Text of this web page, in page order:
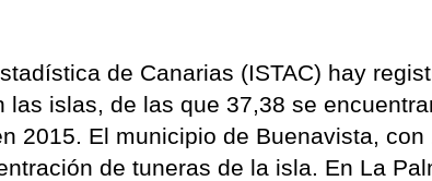
de Canarias (ISTAC) hay
las islas, de las que 37,38 se
2015. El municipio de Buenavista, con
de tuneras de la isla. En La